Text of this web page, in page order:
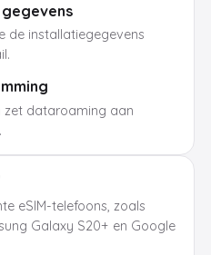
de installatiegegevens
zet dataroaming aan
eSIM-telefoons, zoals
Galaxy S20+ en Google